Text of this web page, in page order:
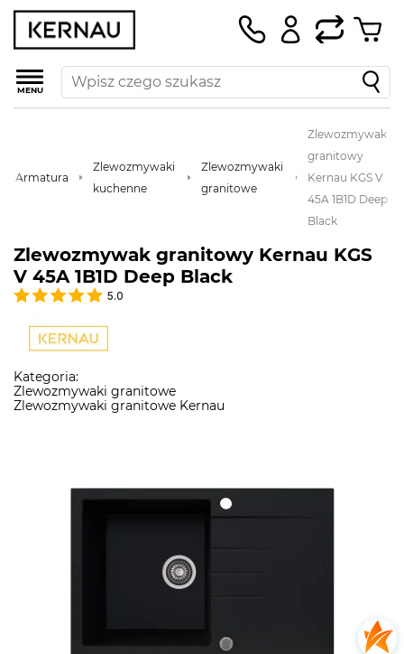
MENU
Armatura
Zlewozmywaki
kuchenne
Zlewozmywaki
granitowe
Zlewozmywak
granitowy
Kernau KGS V
45A 1B1D Deep
Black
Zlewozmywak granitowy Kernau KGS
V 45A 1B1D Deep Black
5.0
Kategoria:
Zlewozmywaki granitowe
Zlewozmywaki granitowe Kernau